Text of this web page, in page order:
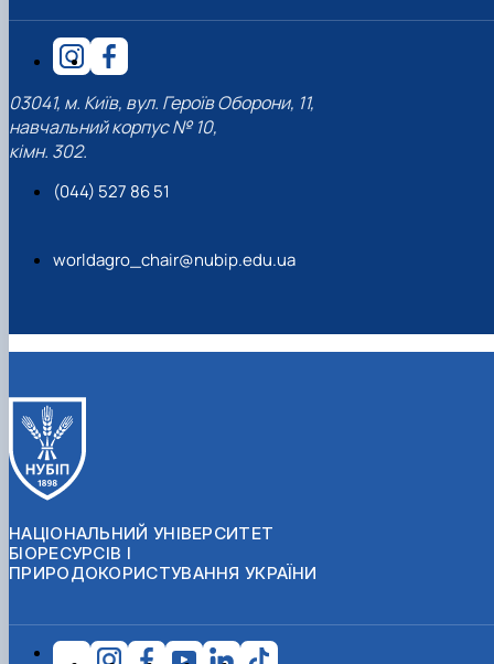
03041, м. Київ, вул. Героїв Оборони, 11,
навчальний корпус № 10,
кімн. 302.
(044) 527 86 51
worldagro_chair@nubip.edu.ua
НАЦІОНАЛЬНИЙ УНІВЕРСИТЕТ
БІОРЕСУРСІВ І
ПРИРОДОКОРИСТУВАННЯ УКРАЇНИ